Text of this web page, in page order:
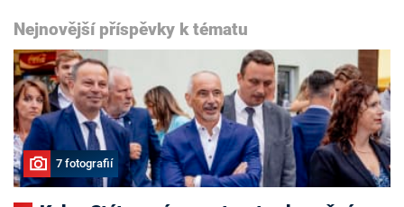
Nejnovější příspěvky k tématu
7 fotografií